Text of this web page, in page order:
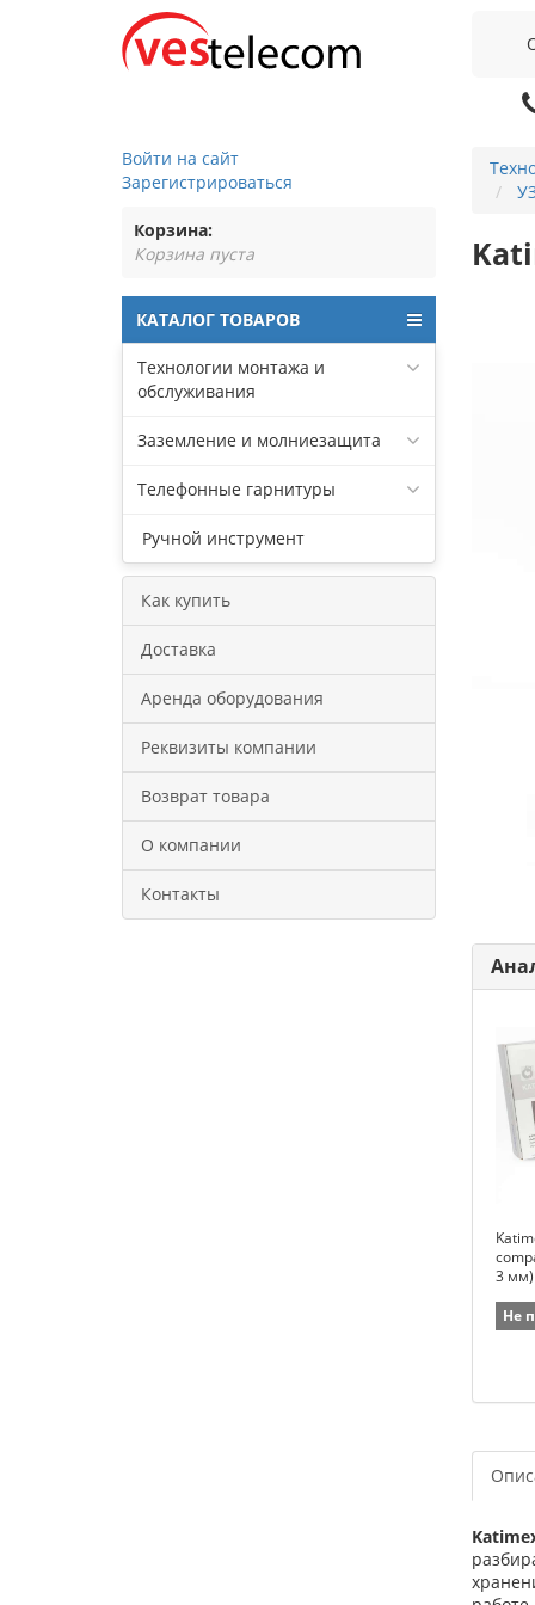
Войти на сайт
Зарегистрироваться
Корзина:
Корзина пуста
КАТАЛОГ ТОВАРОВ
Технологии монтажа и
обслуживания
Заземление и молниезащита
Телефонные гарнитуры
Ручной инструмент
Как купить
Доставка
Аренда оборудования
Реквизиты компании
Возврат товара
О компании
Контакты
3 мм)
Не